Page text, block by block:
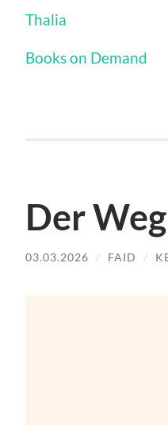
Thalia
Books on Demand
Der
03.03.2026 / FAID /